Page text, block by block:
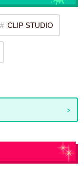
CLIP STUDIO